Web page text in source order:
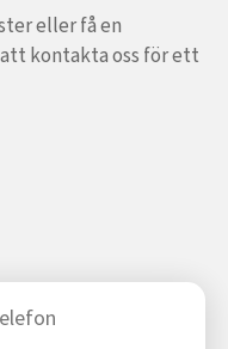
eller få en
kontakta oss för ett